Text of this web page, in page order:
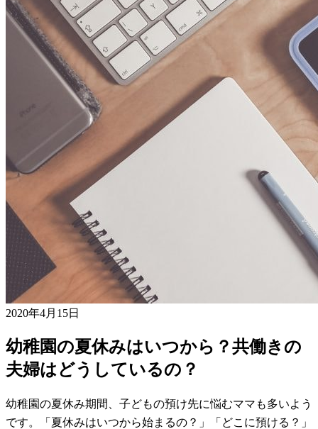
2020年4月15日
幼稚園の夏休みはいつから？共働きの
夫婦はどうしているの？
幼稚園の夏休み期間、子どもの預け先に悩むママも多いよう
です。「夏休みはいつから始まるの？」「どこに預ける？」